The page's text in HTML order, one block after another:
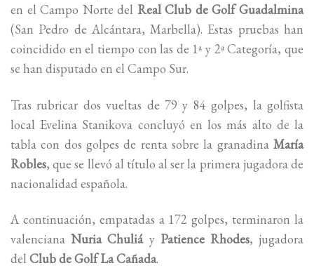
en el Campo Norte del Real Club de Golf Guadalmina
(San Pedro de Alcántara, Marbella). Estas pruebas han
coincidido en el tiempo con las de 1ª y 2ª Categoría, que
se han disputado en el Campo Sur.
Tras rubricar dos vueltas de 79 y 84 golpes, la golfista
local Evelina Stanikova concluyó en los más alto de la
tabla con dos golpes de renta sobre la granadina María
Robles, que se llevó al título al ser la primera jugadora de
nacionalidad española.
A continuación, empatadas a 172 golpes, terminaron la
valencianaNuria Chuliáy Patience Rhodes, jugadora
del Club de Golf La Cañada.